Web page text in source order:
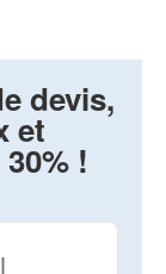
devis,
et
!